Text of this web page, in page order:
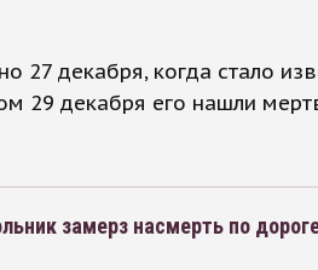
27 декабря, когда стало
29 декабря его нашли
замерз насмерть по